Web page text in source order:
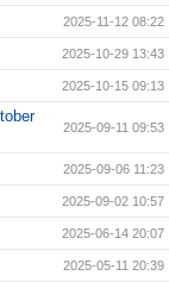
2025-11-12 08:22
2025-10-29 13:43
2025-10-15 09:13
2025-09-11 09:53
2025-09-06 11:23
2025-09-02 10:57
2025-06-14 20:07
2025-05-11 20:39